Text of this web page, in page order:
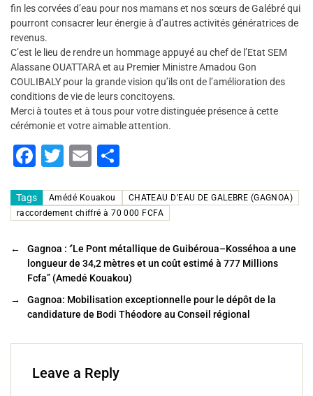
fin les corvées d’eau pour nos mamans et nos sœurs de Galébré qui
pourront consacrer leur énergie à d’autres activités génératrices de
revenus.
C’est le lieu de rendre un hommage appuyé au chef de l’Etat SEM
Alassane OUATTARA et au Premier Ministre Amadou Gon
COULIBALY pour la grande vision qu’ils ont de l’amélioration des
conditions de vie de leurs concitoyens.
Merci à toutes et à tous pour votre distinguée présence à cette
cérémonie et votre aimable attention.
F
c
e
b
o
o
k
T
tt
er
E
ai
l
ta
g
er
Tags Amédé Kouakou
CHATEAU D’EAU DE GALEBRE (GAGNOA)
raccordement chiffré à 70 000 FCFA
←
Gagnoa : ‘’Le Pont métallique de Guibéroua–Kosséhoa a une
longueur de 34,2 mètres et un coût estimé à 777 Millions
Fcfa’’ (Amedé Kouakou)
→
Gagnoa: Mobilisation exceptionnelle pour le dépôt de la
candidature de Bodi Théodore au Conseil régional
Leave a Reply